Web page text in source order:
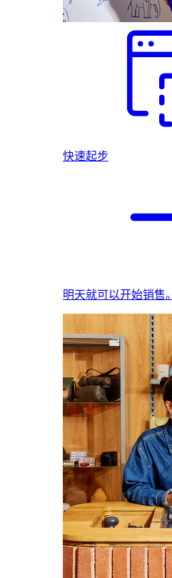
快速起步
明天就可以开始销售。